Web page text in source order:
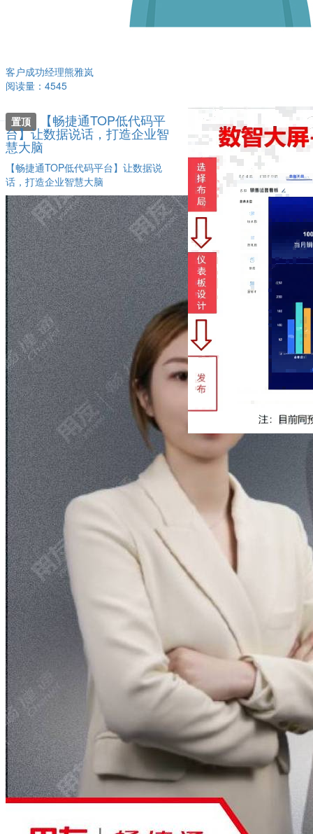
客户成功经理熊雅岚
阅读量：4545
置顶 【畅捷通TOP低代码平
台】让数据说话，打造企业智
慧大脑
【畅捷通TOP低代码平台】让数据说
话，打造企业智慧大脑